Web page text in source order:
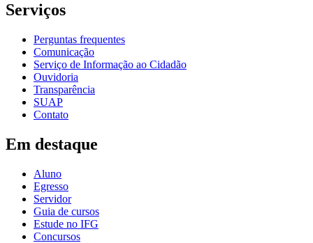
Serviços
Perguntas frequentes
Comunicação
Serviço de Informação ao Cidadão
Ouvidoria
Transparência
SUAP
Contato
Em destaque
Aluno
Egresso
Servidor
Guia de cursos
Estude no IFG
Concursos